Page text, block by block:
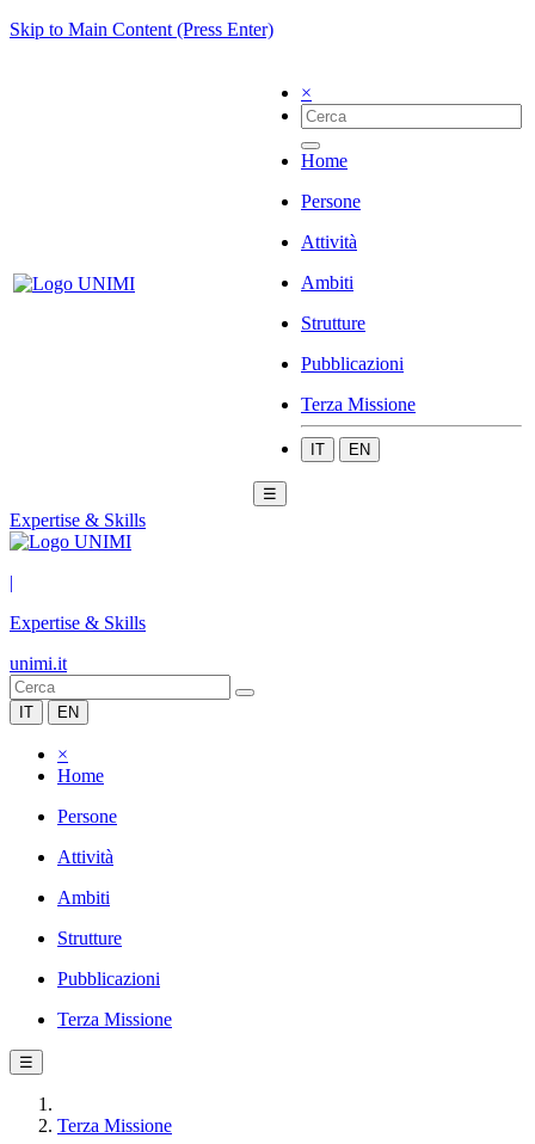
Skip to Main Content (Press Enter)
×
Home
Persone
Attività
Ambiti
Strutture
Pubblicazioni
Terza Missione
IT EN
☰
Expertise & Skills
|
Expertise & Skills
unimi.it
IT EN
×
Home
Persone
Attività
Ambiti
Strutture
Pubblicazioni
Terza Missione
☰
Terza Missione